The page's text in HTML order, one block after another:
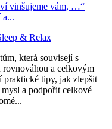
vinšujeme vám, …“
a...
& Relax
která souvisejí s
rovnováhou a celkovým
praktické tipy, jak zlepšit
a podpořit celkové